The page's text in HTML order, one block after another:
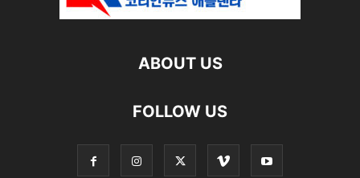
ABOUT US
FOLLOW US